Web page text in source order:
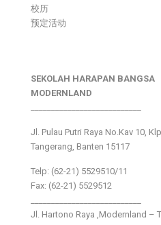
校历
预定活动
SEKOLAH HARAPAN BANGSA
MODERNLAND
Jl. Pulau Putri Raya No.Kav 10,
Tangerang, Banten 15117
Telp: (62-21) 5529510/11
Fax: (62-21) 5529512
Jl. Hartono Raya ,Modernland –